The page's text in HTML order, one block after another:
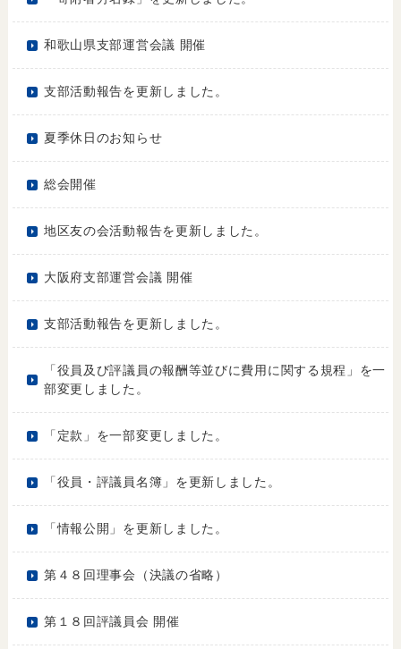
和歌山県支部運営会議 開催
支部活動報告を更新しました。
夏季休日のお知らせ
総会開催
地区友の会活動報告を更新しました。
大阪府支部運営会議 開催
支部活動報告を更新しました。
「役員及び評議員の報酬等並びに費用に関する規程」を一
部変更しました。
「定款」を一部変更しました。
「役員・評議員名簿」を更新しました。
「情報公開」を更新しました。
第４８回理事会（決議の省略）
第１８回評議員会 開催